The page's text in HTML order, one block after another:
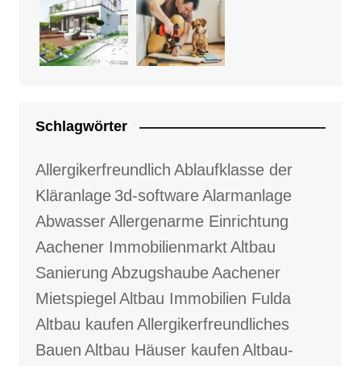
Schlagwörter
Allergikerfreundlich Ablaufklasse der
Kläranlage 3d-softwareAlarmanlage
AbwasserAllergenarme Einrichtung
Aachener ImmobilienmarktAltbau
Sanierung AbzugshaubeAachener
Mietspiegel Altbau Immobilien Fulda
Altbau kaufen Allergikerfreundliches
Bauen Altbau Häuser kaufen Altbau-